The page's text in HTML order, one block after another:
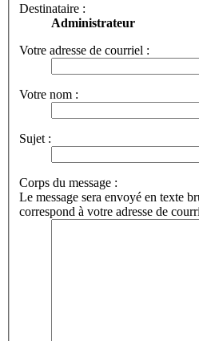
Destinataire :
Administrateur
Votre adresse de courriel :
Votre nom :
Sujet :
Corps du message :
Le message sera envoyé en texte
correspond à votre adresse de